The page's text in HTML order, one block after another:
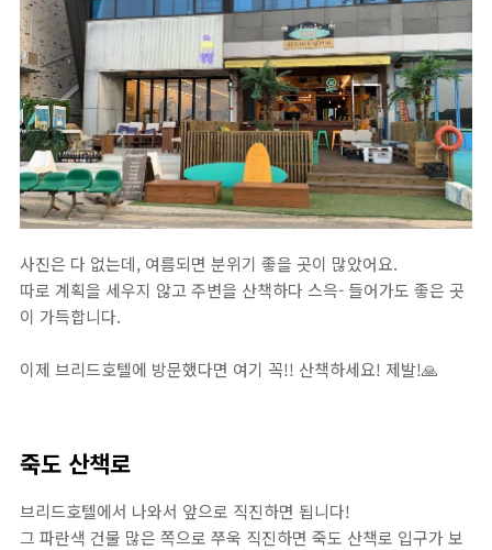
사진은 다 없는데, 여름되면 분위기 좋을 곳이 많았어요.
따로 계획을 세우지 않고 주변을 산책하다 스윽- 들어가도 좋은 곳
이 가득합니다.
이제 브리드호텔에 방문했다면 여기 꼭!! 산책하세요! 제발!🙏
죽도 산책로
브리드호텔에서 나와서 앞으로 직진하면 됩니다!
그 파란색 건물 많은 쪽으로 쭈욱 직진하면 죽도 산책로 입구가 보